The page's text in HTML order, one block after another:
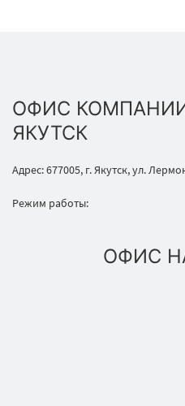
ОФИС
ЯКУТСК
Адрес: 677005, г. Якутск, ул.
Режим работы:
ОФИС